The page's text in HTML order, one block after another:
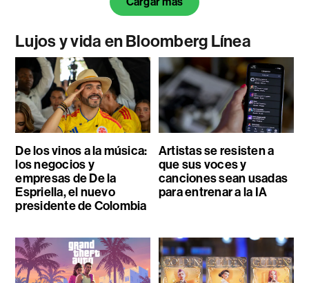
Lujos y vida en Bloomberg Línea
De los vinos a la música:
los negocios y
empresas de De la
Espriella, el nuevo
presidente de Colombia
Artistas se resisten a
que sus voces y
canciones sean usadas
para entrenar a la IA